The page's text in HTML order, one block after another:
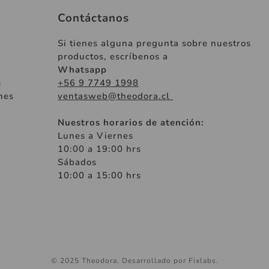
Contáctanos
Si tienes alguna pregunta sobre nuestros
productos, escríbenos a
Whatsapp
+56 9 7749 1998
ventasweb@theodora.cl
Nuestros horarios de atención:
Lunes a Viernes
10:00 a 19:00 hrs
Sábados
10:00 a 15:00 hrs
© 2025 Theodora. Desarrollado por Fixlabs.